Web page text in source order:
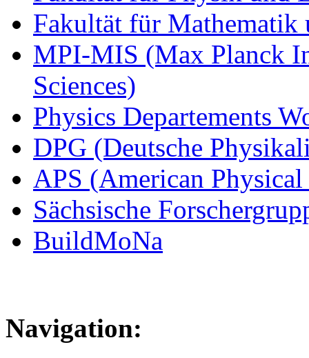
Fakultät für
MPI-MIS (Max Planck
Sciences)
Physics Departements
DPG (Deutsche
APS (American
Sächsische
BuildMoNa
Navigation: